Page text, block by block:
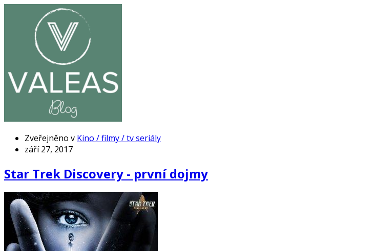
Zveřejněno v Kino / filmy / tv seriály
září 27, 2017
Star Trek Discovery - první dojmy